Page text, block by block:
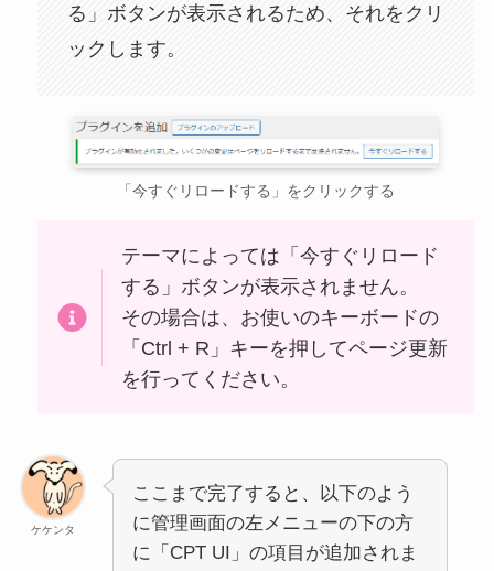
る」ボタンが表示されるため、それをクリ
ックします。
「今すぐリロードする」をクリックする
テーマによっては「今すぐリロード
する」ボタンが表示されません。
その場合は、お使いのキーボードの
「Ctrl + R」キーを押してページ更新
を行ってください。
ケケンタ
ここまで完了すると、以下のよう
に管理画面の左メニューの下の方
に「CPT UI」の項目が追加されま